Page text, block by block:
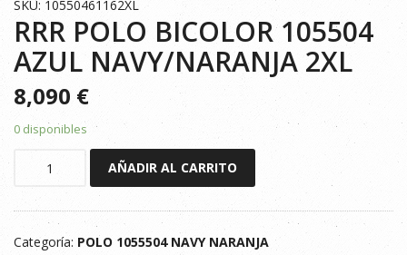
SKU: 10550461162XL
RRR POLO BICOLOR 105504
AZUL NAVY/NARANJA 2XL
8,090 €
0 disponibles
BICOLOR
105504
AZUL
AÑADIR AL CARRITO
Categoría: POLO 1055504 NAVY NARANJA